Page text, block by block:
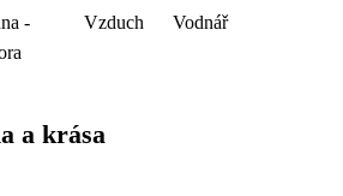
-
Vzduch Vodnář
a krása